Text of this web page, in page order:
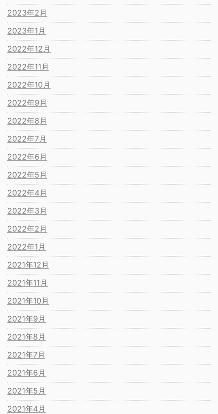
2023年2月
2023年1月
2022年12月
2022年11月
2022年10月
2022年9月
2022年8月
2022年7月
2022年6月
2022年5月
2022年4月
2022年3月
2022年2月
2022年1月
2021年12月
2021年11月
2021年10月
2021年9月
2021年8月
2021年7月
2021年6月
2021年5月
2021年4月